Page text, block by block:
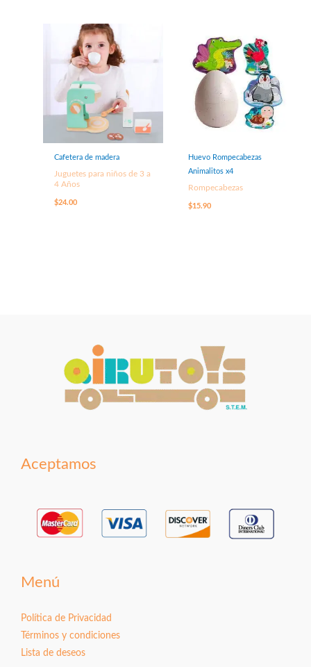
Cafetera de madera
Juguetes para niños de 3 a
4 Años
$24.00
Huevo Rompecabezas
Animalitos x4
Rompecabezas
$15.90
Aceptamos
Menú
Política de Privacidad
Términos y condiciones
Lista de deseos